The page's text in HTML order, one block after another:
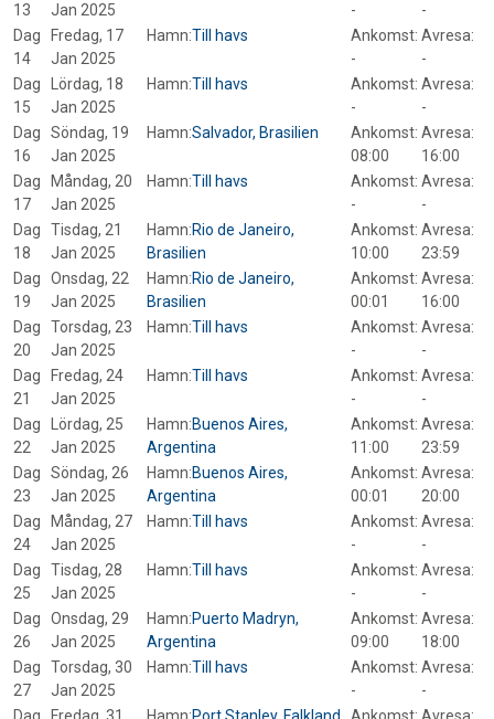
13
Jan 2025
-
-
Dag
14
Fredag, 17
Jan 2025
Hamn:Till havs
Ankomst:
-
Avresa:
-
Dag
15
Lördag, 18
Jan 2025
Hamn:Till havs
Ankomst:
-
Avresa:
-
Dag
16
Söndag, 19
Jan 2025
Hamn:Salvador, Brasilien
Ankomst:
08:00
Avresa:
16:00
Dag
17
Måndag, 20
Jan 2025
Hamn:Till havs
Ankomst:
-
Avresa:
-
Dag
18
Tisdag, 21
Jan 2025
Hamn:Rio de Janeiro,
Brasilien
Ankomst:
10:00
Avresa:
23:59
Dag
19
Onsdag, 22
Jan 2025
Hamn:Rio de Janeiro,
Brasilien
Ankomst:
00:01
Avresa:
16:00
Dag
20
Torsdag, 23
Jan 2025
Hamn:Till havs
Ankomst:
-
Avresa:
-
Dag
21
Fredag, 24
Jan 2025
Hamn:Till havs
Ankomst:
-
Avresa:
-
Dag
22
Lördag, 25
Jan 2025
Hamn:Buenos Aires,
Argentina
Ankomst:
11:00
Avresa:
23:59
Dag
23
Söndag, 26
Jan 2025
Hamn:Buenos Aires,
Argentina
Ankomst:
00:01
Avresa:
20:00
Dag
24
Måndag, 27
Jan 2025
Hamn:Till havs
Ankomst:
-
Avresa:
-
Dag
25
Tisdag, 28
Jan 2025
Hamn:Till havs
Ankomst:
-
Avresa:
-
Dag
26
Onsdag, 29
Jan 2025
Hamn:Puerto Madryn,
Argentina
Ankomst:
09:00
Avresa:
18:00
Dag
27
Torsdag, 30
Jan 2025
Hamn:Till havs
Ankomst:
-
Avresa:
-